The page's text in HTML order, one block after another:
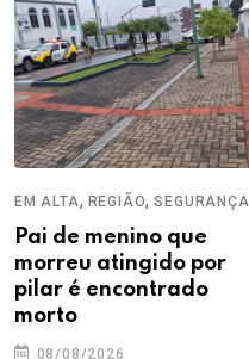
EM ALTA, REGIÃO,SEGURANÇA
Pai de menino que
morreu atingido por
pilar é encontrado
morto
08/08/2026